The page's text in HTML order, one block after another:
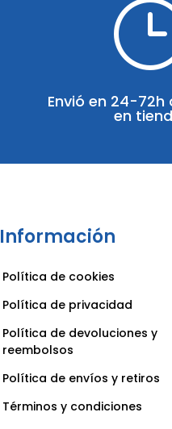
Envió en 24-72h
en
Información
Política de cookies
Política de privacidad
Política de devoluciones y
reembolsos
Política de envíos y retiros
Términos y condiciones